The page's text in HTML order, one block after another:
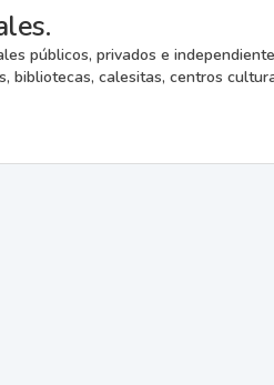
públicos, privados e
bibliotecas, calesitas, centros